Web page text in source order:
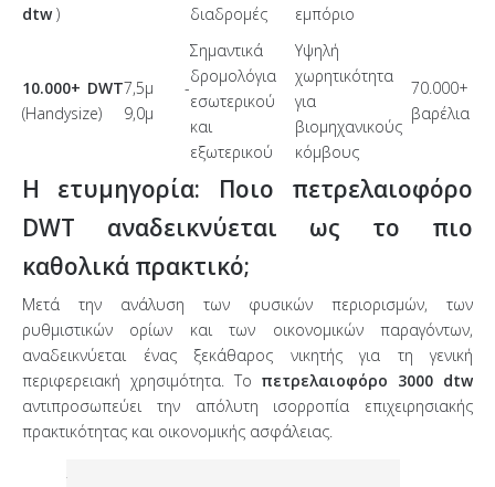
dtw)
διαδρομές
εμπόριο
10.000+ DWT
(Handysize)
7,5μ -
9,0μ
Σημαντικά
δρομολόγια
εσωτερικού
και
εξωτερικού
Υψηλή
χωρητικότητα
για
βιομηχανικούς
κόμβους
70.000+
βαρέλια
Η ετυμηγορία: Ποιο πετρελαιοφόρο
DWT αναδεικνύεται ως το πιο
καθολικά πρακτικό;
Μετά την ανάλυση των φυσικών περιορισμών, των
ρυθμιστικών ορίων και των οικονομικών παραγόντων,
αναδεικνύεται ένας ξεκάθαρος νικητής για τη γενική
περιφερειακή χρησιμότητα. Το πετρελαιοφόρο 3000 dtw
αντιπροσωπεύει την απόλυτη ισορροπία επιχειρησιακής
πρακτικότητας και οικονομικής ασφάλειας.